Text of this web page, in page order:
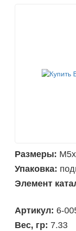
Размеры:
Упаковка:
Элемент
Артикул: 6-
Вес, гр: 7.33